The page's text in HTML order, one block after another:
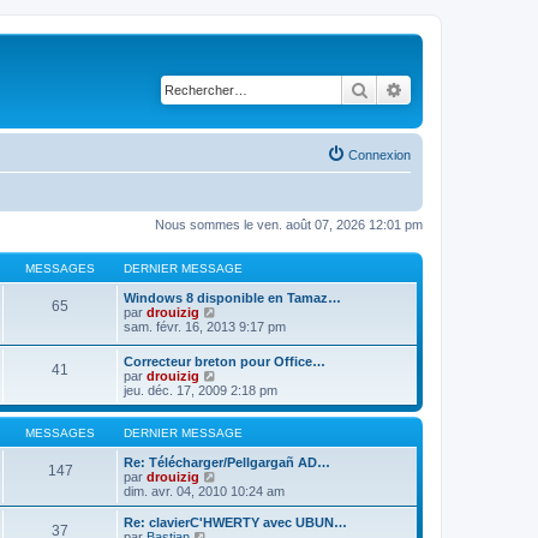
Rechercher
Connexion
Nous sommes le ven. août 07, 2026 12:01 pm
MESSAGES DERNIER MESSAGE
65
Windows 8 disponible en Tamaz…
par drouizig
o
u
l
t
e
r
l
d
e
r
n
i
sam. févr. 16, 2013 9:17 pm
41
Correcteur breton pour Office…
par drouizig
o
n
s
u
l
t
r
l
e
jeu. déc. 17, 2009 2:18 pm
MESSAGES DERNIER MESSAGE
147
Re: Télécharger/Pellgargañ AD…
par drouizig
o
n
s
dim. avr. 04, 2010 10:24 am
37
Re: clavierC'HWERTY avec UBUN…